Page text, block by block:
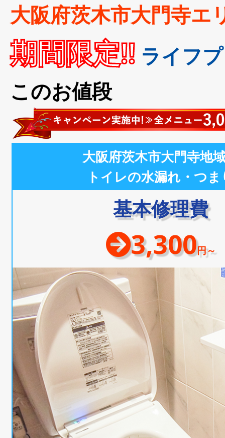
大阪府茨木市大門寺エ
期間限定!! ライフ
このお値段
大阪府茨木市大門寺地
トイレの水漏れ・つま
基本修理費
3,300円～